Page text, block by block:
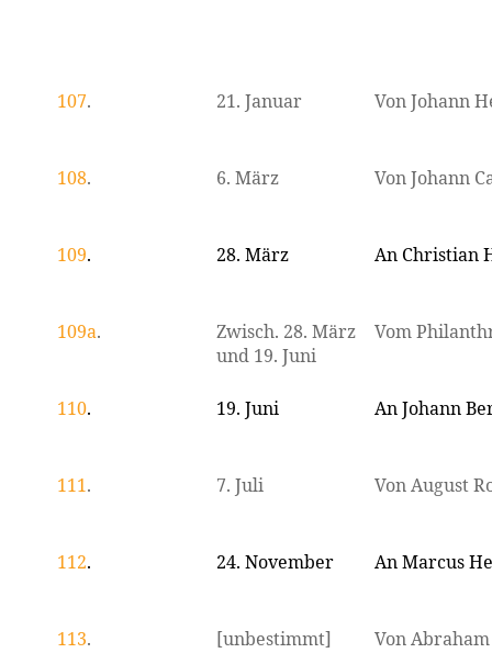
107. 21. Januar Von Johann
108. 6. März Von Johann
109. 28. März An Christian
109a.
Zwisch. 28. März
und 19. Juni
Vom
110. 19. Juni An Johann
111. 7. Juli Von August
112. 24. November An Marcus
113. [unbestimmt] Von